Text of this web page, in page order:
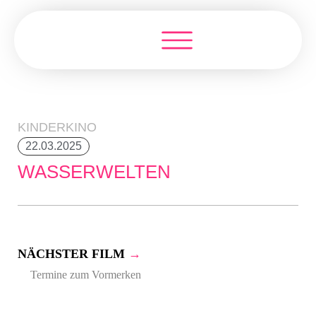
KINDERKINO
22.03.2025
WASSERWELTEN
NÄCHSTER FILM →
Termine zum Vormerken